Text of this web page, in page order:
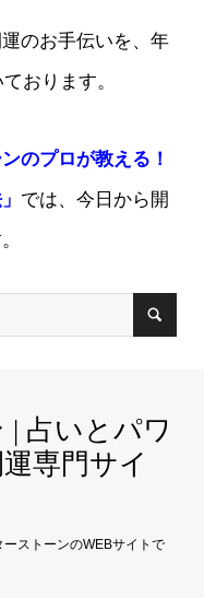
のお手伝いを、年
おります。
のプロが教える！
では、今日から開
| 占いとパワ
専門サイ
ストーンのWEBサイトで